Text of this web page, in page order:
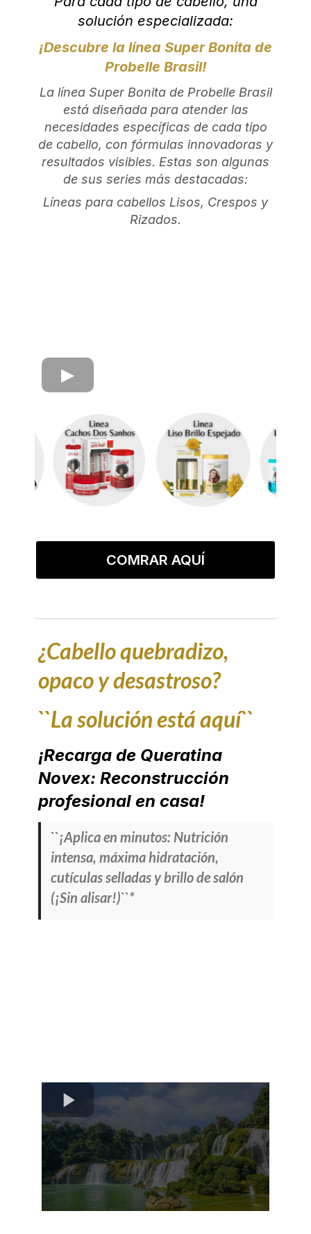
solución especializada:
¡Descubre la línea Super Bonita de
Probelle Brasil!
La línea Super Bonita de Probelle Brasil
está diseñada para atender las
necesidades específicas de cada tipo
de cabello, con fórmulas innovadoras y
resultados visibles. Estas son algunas
de sus series más destacadas:
Líneas para cabellos Lisos, Crespos y
Rizados.
COMRAR AQUÍ
¿Cabello quebradizo,
opaco y desastroso?
``La solución está aquí``
¡Recarga de Queratina
Novex: Reconstrucción
profesional en casa!
``¡Aplica en minutos: Nutrición
intensa, máxima hidratación,
cutículas selladas y brillo de salón
(¡Sin alisar!)``*